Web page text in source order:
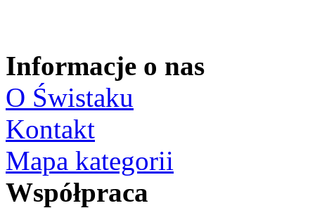
Informacje o nas
O Świstaku
Kontakt
Mapa kategorii
Współpraca